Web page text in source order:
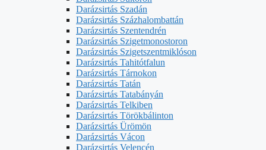
Darázsirtás Szadán
Darázsirtás Százhalombattán
Darázsirtás Szentendrén
Darázsirtás Szigetmonostoron
Darázsirtás Szigetszentmiklóson
Darázsirtás Tahitótfalun
Darázsirtás Tárnokon
Darázsirtás Tatán
Darázsirtás Tatabányán
Darázsirtás Telkiben
Darázsirtás Törökbálinton
Darázsirtás Ürömön
Darázsirtás Vácon
Darázsirtás Velencén